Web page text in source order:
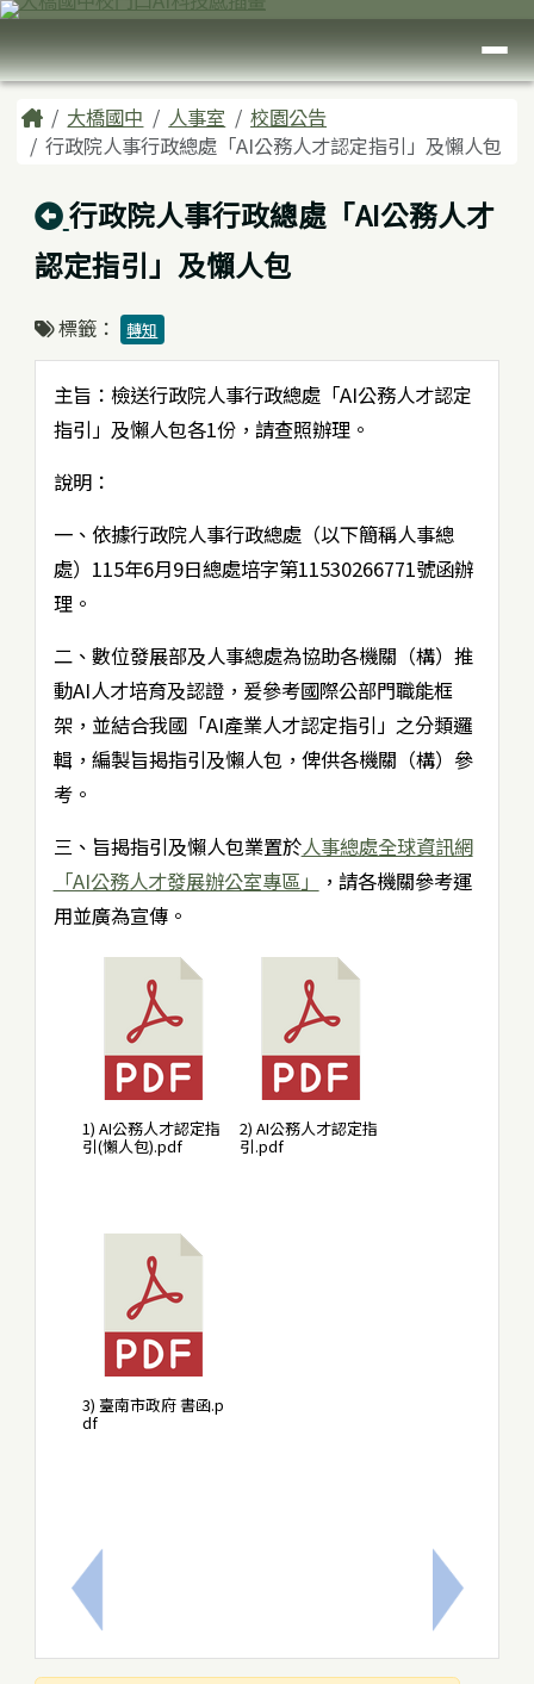
跳至主內容區
臺南市大橋國中
導覽列
主內容區域
Home大橋國中 人事室
校園公告
行政院人事行政總處「AI公務人才認定指引」及懶人包
回上頁
行政院人事行政總處「AI公務人才
認定指引」及懶人包
標籤： 轉知
上一筆：銘傳大學辦理「115學年度中等學校學士後
主旨：檢送行政院人事行政總處「AI公務人才認定
指引」及懶人包各1份，請查照辦理。
說明：
一、依據行政院人事行政總處（以下簡稱人事總
處）115年6月9日總處培字第11530266771號函辦
理。
二、數位發展部及人事總處為協助各機關（構）推
動AI人才培育及認證，爰參考國際公部門職能框
架，並結合我國「AI產業人才認定指引」之分類邏
輯，編製旨揭指引及懶人包，俾供各機關（構）參
考。
三、旨揭指引及懶人包業置於人事總處全球資訊網
「AI公務人才發展辦公室專區」
，請各機關參考運
用並廣為宣傳。
1) AI公務人才認定指
引(懶人包).pdf
2) AI公務人才認定指
引.pdf
3) 臺南市政府 書函.p
df
下一筆：
頁尾區域